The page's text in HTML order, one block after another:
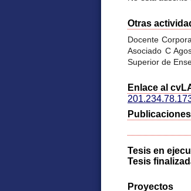
Otras
Docente
Asociado C
Superior de
Enlace al
Publicaciones
Tesis en
Tesis
Proyectos